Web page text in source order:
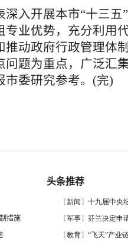
入开展本市“十三五
专业优势，充分利用
推动政府行政管理体
问题为重点，广泛汇
市委研究参考。(完)
措施
头条推荐